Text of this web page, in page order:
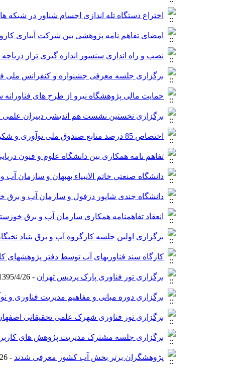
اختراع دستگاه تله اندازی اجسام شناور در
امضای تفاهم نامه پژوهشی بین شرکت آبیاری
نصب و راه اندازی سنسور اندازه گیری تراز
برگزاری جلسه معرفی جشنواره و کنفرانس ملی
حمایت مالی پژوهشگاه نیرو از طرح های فناورانه
برگزاری نخستین نشست هم اندیشی دبیران
اختصاص 85 درصد منابع صندوق ملی نوآوری و شکوفایی 5 استان کشور
تفاهم نامه همکاری بین دانشگاه علوم و فنون
دانشگاه صنعتی خاتم الانبیاء بهبهان و سازمان
دانشگاه جندی شاپور دزفول و سازمان آب و برق
انعقاد تفاهمنامه همکاری سازمان آب و برق
برگزاری اولین جلسه کارگروه آب و برق بنیاد
کارگاه سند فناوریهای آب توسط دفتر پژوهشهای
برگزاری تور فناوری پارک پردیس تهران - 1395/4/26 -
برگزاری دوره مبانی و مفاهیم مدیریت فناوری
برگزاری تور فناوری شهرک علمی تحقیقاتی
برگزاری جلسه مشترک مدیریت پژوهش های
پژوهشگران برتر بخش آب کشور معرفی شدند - 1395/4/26 -